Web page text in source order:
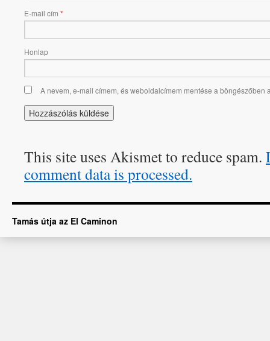
E-mail cím *
Honlap
A nevem, e-mail címem, és weboldalcímem mentése a böngészőben
This site uses Akismet to reduce spam.
comment data is processed.
Tamás útja az El Caminon